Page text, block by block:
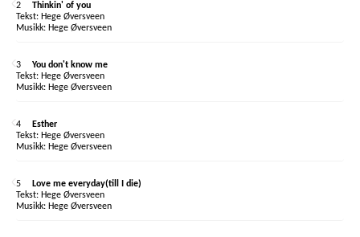
2
Thinkin' of you
Hege Øversveen
Hege Øversveen
3
You don't know me
Hege Øversveen
Hege Øversveen
4
Esther
Hege Øversveen
Hege Øversveen
5
Love me everyday(till I die)
Hege Øversveen
Hege Øversveen